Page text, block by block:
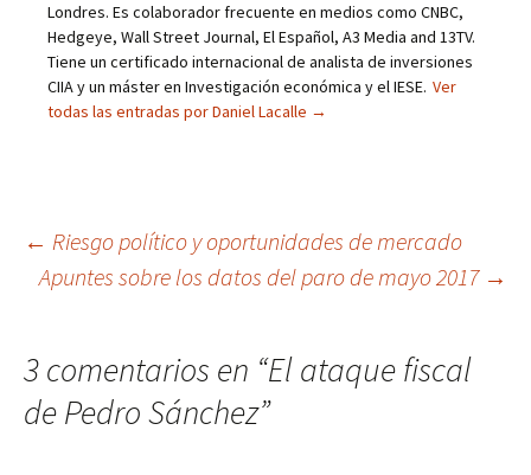
Londres. Es colaborador frecuente en medios como CNBC,
Hedgeye, Wall Street Journal, El Español, A3 Media and 13TV.
Tiene un certificado internacional de analista de inversiones
CIIA y un máster en Investigación económica y el IESE. Ver
todas las entradas por Daniel Lacalle →
Navegación
de
← Riesgo político y oportunidades de mercado
Apuntes sobre los datos del paro de mayo 2017 →
3 comentarios en “El ataque fiscal
de Pedro Sánchez”